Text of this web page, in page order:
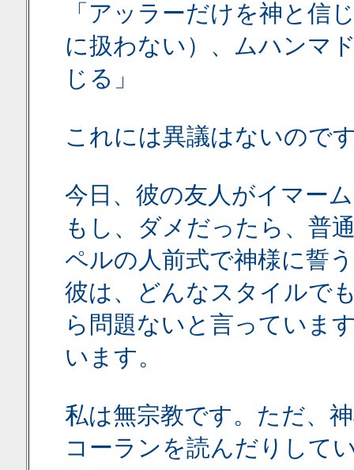
「アッラーだけを神と信
に扱わない）、ムハンマ
じる」
これには異議はないので
今日、彼の友人がイマー
もし、ダメだったら、普
ペルの人前式で神様に誓
彼は、どんなスタイルで
ら問題ないと言っていま
います。
私は無宗教です。ただ、
コーランを読んだりして